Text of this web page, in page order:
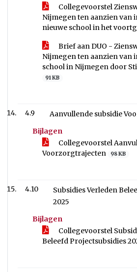
Collegevoorstel
Nijmegen ten aanzien van
nieuwe school in het
Brief aan DUO -
Nijmegen ten aanzien van
school in Nijmegen door
91 KB
4.9
Aanvullende subsidie
Bijlagen
Collegevoorstel
Voorzorgtrajecten
98 KB
4.10
Subsidies Verleden
2025
Bijlagen
Collegevoorstel
Beleefd Projectsubsidies